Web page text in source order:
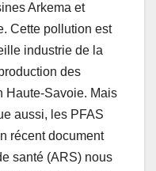
Arkema et
Cette pollution est
industrie de la
des
Haute-Savoie. Mais
aussi, les PFAS
récent document
santé (ARS) nous